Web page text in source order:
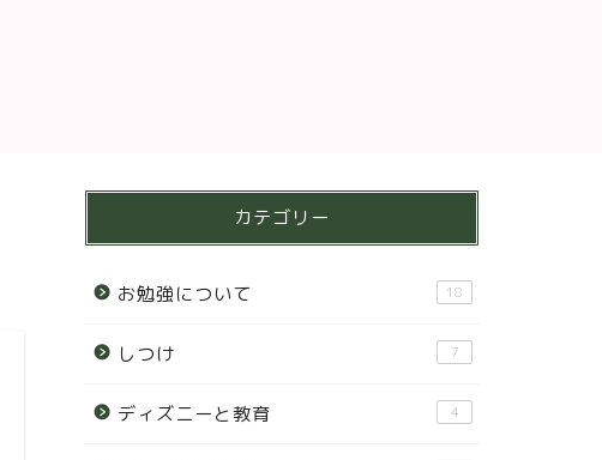
カテゴリー
お勉強について 18
しつけ 7
ディズニーと教育 4